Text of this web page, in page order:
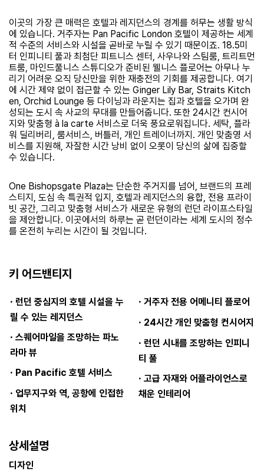
이곳의 가장 큰 매력은 호텔과 레지던스의 경계를 허무는 생활 방식
에 있습니다. 거주자는 Pan Pacific London 호텔이 제공하는 세계
적 수준의 서비스와 시설을 곧바로 누릴 수 있기 때문이죠. 18.5미
터 인피니티 풀과 최첨단 피트니스 센터, 사우나와 스팀룸, 트리트먼
트룸, 마인드풀니스 스튜디오가 준비된 웰니스 플로어는 아무나 누
리기 어려운 오직 당신만을 위한 재충전의 기회를 제공합니다. 여기
에 시간 제약 없이 접근할 수 있는 Ginger Lily Bar, Straits Kitch
en, Orchid Lounge 등 다이닝과 라운지는 집과 호텔을 오가며 완
성되는 도시 속 사교의 무대를 만들어줍니다. 또한 24시간 컨시어
지와 맞춤형 à la carte 서비스로 더욱 풍요로워집니다. 세탁, 플라
워 딜리버리, 룸서비스, 버틀러, 개인 트레이너까지. 개인 맞춤영 서
비스를 지원해, 자잘한 시간 낭비 없이 오롯이 당신의 삶에 집중할
수 있습니다.
One Bishopsgate Plaza는 단순한 주거지를 넘어, 브랜드의 프레
스티지, 도심 속 특권적 입지, 호텔과 레지던스의 융합, 전용 프라이
빗 공간, 그리고 맞춤형 서비스가 새로운 유형의 런던 라이프스타일
을 제안합니다. 이곳에서의 하루는 곧 런던이라는 세계 도시의 정수
를 온전히 누리는 시간이 될 것입니다.
키 어드밴티지
· 런던 중심지의 호텔 시설을 누
릴 수 있는 레지던스
· 스퀘어마일을 조망하는 파노
라마 뷰
· Pan Pacific 호텔 서비스
· 업무지구와 역, 공항에 인접한
위치
· 거주자 전용 어메니티 플로어
· 24시간 개인 맞춤형 컨시어지
· 런던 시내를 조망하는 인피니
티 풀
· 고급 자재와 어플라이언스로
채운 인테리어
상세설명
디자인